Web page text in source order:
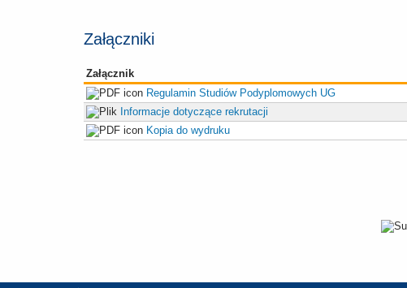
Załączniki
Załącznik
Regulamin Studiów Podyplomowych UG
Informacje dotyczące rekrutacji
Kopia do wydruku